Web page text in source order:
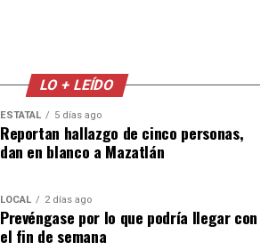
LO + LEÍDO
ESTATAL 5 días ago
Reportan hallazgo de cinco personas,
dan en blanco a Mazatlán
LOCAL 2 días ago
Prevéngase por lo que podría llegar con
el fin de semana